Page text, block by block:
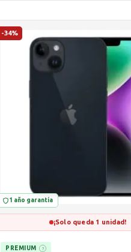
-34%
1 año garantía
¡Solo queda 1 unidad!
PREMIUM ?